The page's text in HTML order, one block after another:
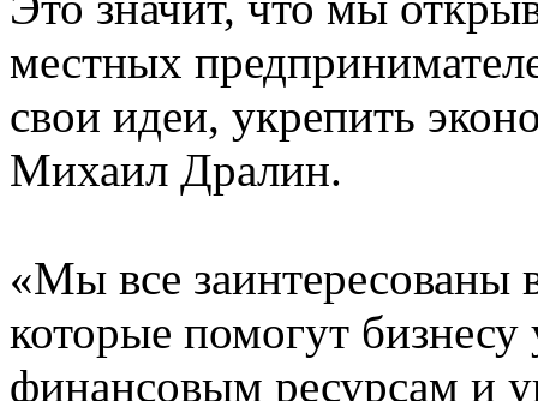
местных
свои идеи, укрепить
Михаил Дралин.
«Мы все заинтересованы
которые помогут
финансовым ресурсам и